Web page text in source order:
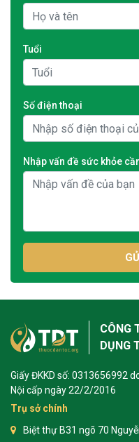
Tuổi
Số điện thoại
Nhập vấn đề sức khỏe
CÔNG
DỤNG
Giấy ĐKKD số: 0313656992
Nội cấp ngày 22/2/2016
Trụ sở chính
Biệt thự B31 ngõ 70